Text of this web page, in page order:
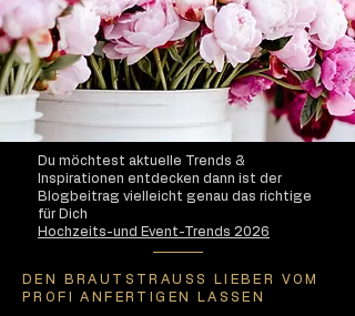
​Du möchtest aktuelle Trends &
Inspirationen entdecken dann ist der
Blogbeitrag vielleicht genau das richtige
für Dich
Hochzeits-und Event-Trends 2026
DEN BRAUTSTRAUSS LIEBER VOM
PROFI ANFERTIGEN LASSEN